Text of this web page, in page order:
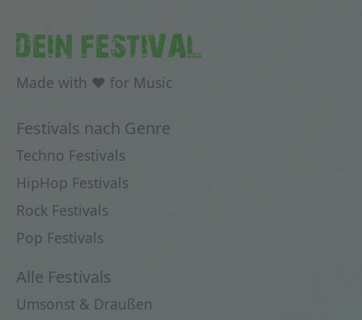
DEIN FESTIVAL
Made with ♥ for Music
Festivals nach Genre
Techno Festivals
HipHop Festivals
Rock Festivals
Pop Festivals
Alle Festivals
Umsonst & Draußen